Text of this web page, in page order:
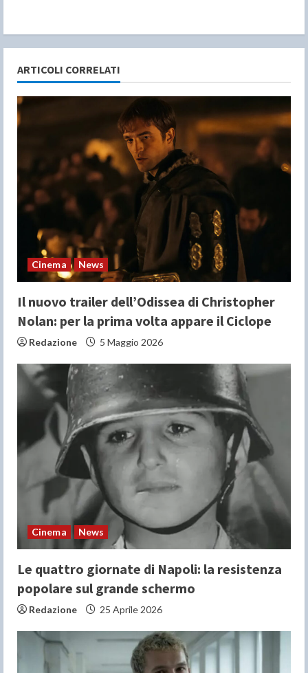
u
e
R
d
i
n
g
ARTICOLI CORRELATI
Cinema News
Il nuovo trailer dell’Odissea di Christopher
Nolan: per la prima volta appare il Ciclope
Redazione 5 Maggio 2026
Cinema News
Le quattro giornate di Napoli: la resistenza
popolare sul grande schermo
Redazione 25 Aprile 2026